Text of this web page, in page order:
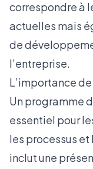
correspondre à
actuelles mais
de
l’entreprise.
L’importance
Un programme
essentiel pour
les processus
inclut une